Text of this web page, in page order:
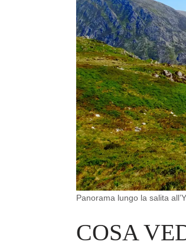
Panorama lungo la salita
COSA